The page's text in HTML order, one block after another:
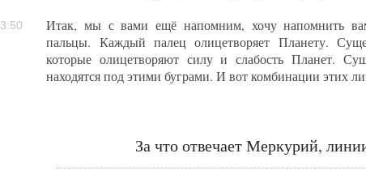
Итак, мы с вами ещё напомним, хочу напомнить
пальцы. Каждый палец олицетворяет Планету.
которые олицетворяют силу и слабость Планет.
находятся под этими буграми. И вот комбинации этих
За что отвечает Меркурий,